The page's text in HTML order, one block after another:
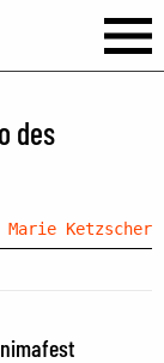
des
Marie Ketzscher